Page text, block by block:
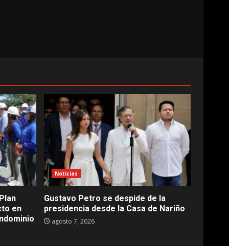
en
Noticias
Gustavo Petro se despide de la
presidencia desde la Casa de Nariño
agosto 7, 2026